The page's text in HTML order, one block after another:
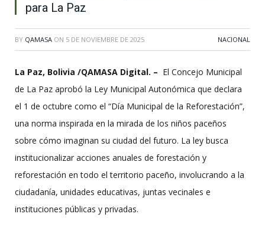
para La Paz
BY QAMASA ON 5 DE NOVIEMBRE DE 2025 NACIONAL
La Paz, Bolivia /QAMASA Digital. – El Concejo Municipal
de La Paz aprobó la Ley Municipal Autonómica que declara
el 1 de octubre como el “Día Municipal de la Reforestación”,
una norma inspirada en la mirada de los niños paceños
sobre cómo imaginan su ciudad del futuro. La ley busca
institucionalizar acciones anuales de forestación y
reforestación en todo el territorio paceño, involucrando a la
ciudadanía, unidades educativas, juntas vecinales e
instituciones públicas y privadas.